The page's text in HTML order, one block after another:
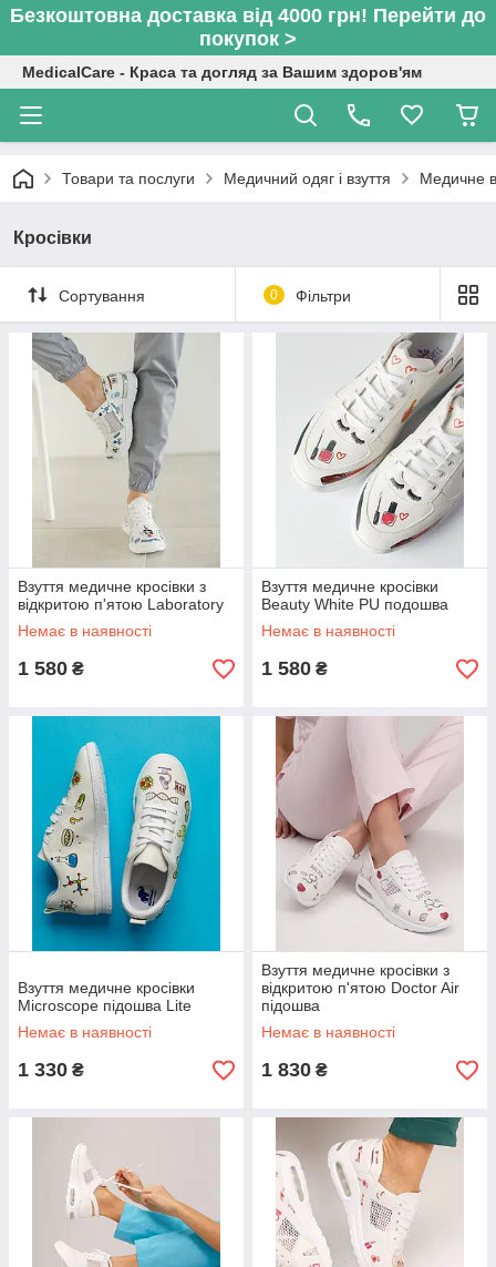
Безкоштовна доставка від 4000 грн! Перейти до
покупок >
MedicalCare - Краса та догляд за Вашим здоров'ям
Товари та послуги Медичний одяг і взуття Медичне
Кросівки
Сортування 0 Фільтри
Взуття медичне кросівки з
відкритою п'ятою Laboratory
Немає в наявності
1 580 ₴
Взуття медичне кросівки
Beauty White PU подошва
Немає в наявності
1 580 ₴
Взуття медичне кросівки
Microscope підошва Lite
Немає в наявності
1 330 ₴
Взуття медичне кросівки з
відкритою п'ятою Doctor Air
підошва
Немає в наявності
1 830 ₴